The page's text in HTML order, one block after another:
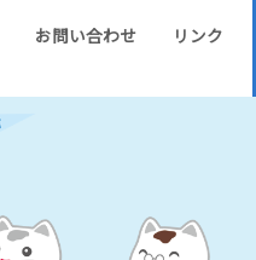
お問い合わせ リンク